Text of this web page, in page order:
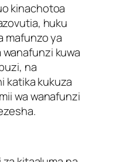
kinachotoa
huku
mafunzo ya
kuwa
na
katika kukuza
wa wanafunzi